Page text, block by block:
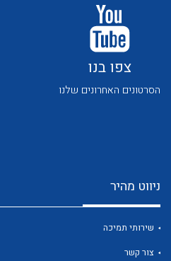
צפו בנו
הסרטונים האחרונים שלנו
ניווט מהיר
שירותי תמיכה
צור קשר